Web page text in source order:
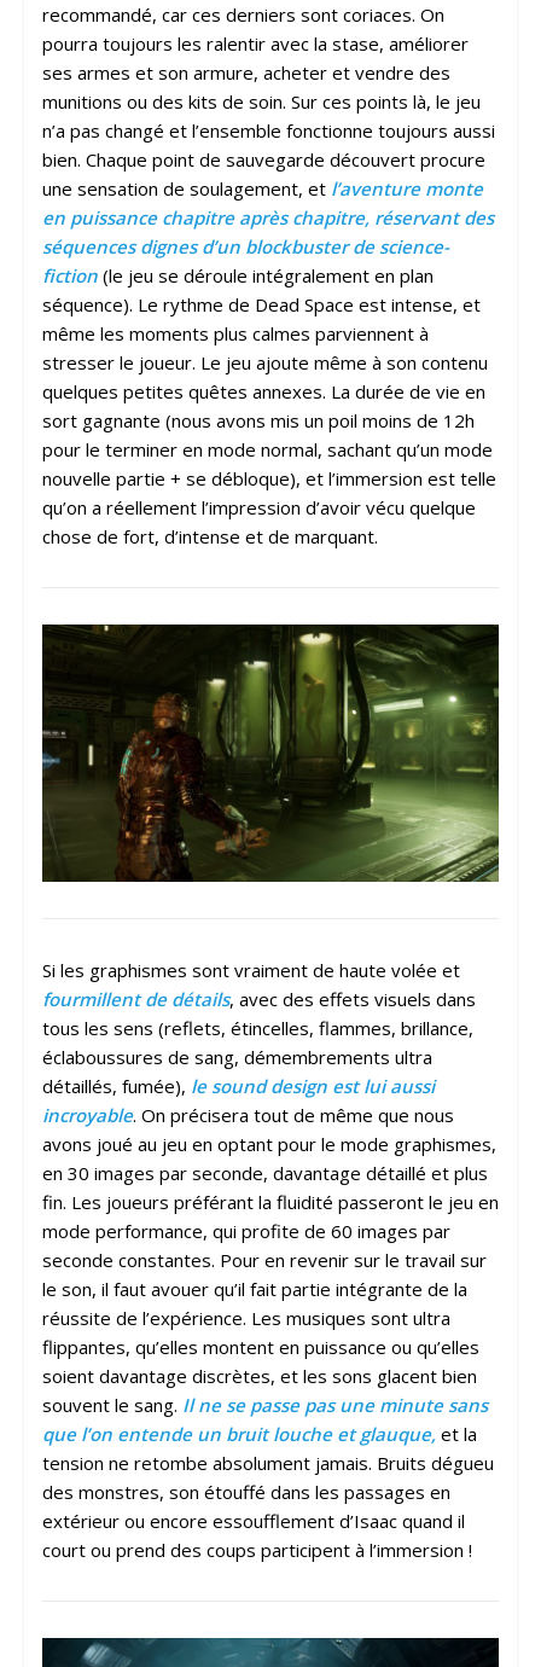
recommandé, car ces derniers sont coriaces. On
pourra toujours les ralentir avec la stase, améliorer
ses armes et son armure, acheter et vendre des
munitions ou des kits de soin. Sur ces points là, le jeu
n’a pas changé et l’ensemble fonctionne toujours aussi
bien. Chaque point de sauvegarde découvert procure
une sensation de soulagement, et l’aventure monte
en puissance chapitre après chapitre, réservant des
séquences dignes d’un blockbuster de science-
fiction(le jeu se déroule intégralement en plan
séquence). Le rythme de Dead Space est intense, et
même les moments plus calmes parviennent à
stresser le joueur. Le jeu ajoute même à son contenu
quelques petites quêtes annexes. La durée de vie en
sort gagnante (nous avons mis un poil moins de 12h
pour le terminer en mode normal, sachant qu’un mode
nouvelle partie + se débloque), et l’immersion est telle
qu’on a réellement l’impression d’avoir vécu quelque
chose de fort, d’intense et de marquant.
Si les graphismes sont vraiment de haute volée et
fourmillent de détails, avec des effets visuels dans
tous les sens (reflets, étincelles, flammes, brillance,
éclaboussures de sang, démembrements ultra
détaillés, fumée), le sound design est lui aussi
incroyable. On précisera tout de même que nous
avons joué au jeu en optant pour le mode graphismes,
en 30 images par seconde, davantage détaillé et plus
fin. Les joueurs préférant la fluidité passeront le jeu en
mode performance, qui profite de 60 images par
seconde constantes. Pour en revenir sur le travail sur
le son, il faut avouer qu’il fait partie intégrante de la
réussite de l’expérience. Les musiques sont ultra
flippantes, qu’elles montent en puissance ou qu’elles
soient davantage discrètes, et les sons glacent bien
souvent le sang. Il ne se passe pas une minute sans
que l’on entende un bruit louche et glauque,et la
tension ne retombe absolument jamais. Bruits dégueu
des monstres, son étouffé dans les passages en
extérieur ou encore essoufflement d’Isaac quand il
court ou prend des coups participent à l’immersion !